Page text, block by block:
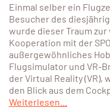
Einmal selber ein
Besucher des
wurde dieser Traum
Kooperation mit der
außergewöhnliches
Flugsimulator und VR-
der Virtual Reality
den Blick aus dem
Weiterlesen...